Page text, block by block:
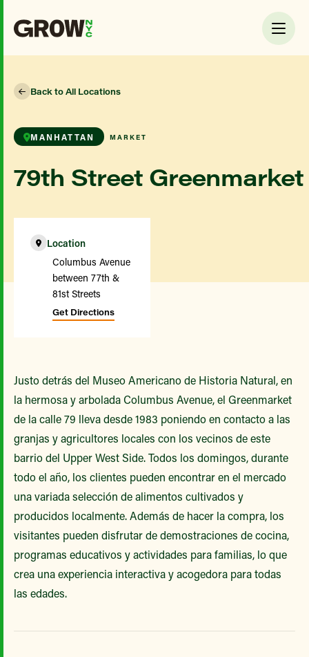
Back to All Locations
MANHATTAN MARKET
79th Street Greenmarket
Location
Columbus Avenue
between 77th &
81st Streets
Get Directions
Justo detrás del Museo Americano de Historia Natural, en
la hermosa y arbolada Columbus Avenue, el Greenmarket
de la calle 79 lleva desde 1983 poniendo en contacto a las
granjas y agricultores locales con los vecinos de este
barrio del Upper West Side. Todos los domingos, durante
todo el año, los clientes pueden encontrar en el mercado
una variada selección de alimentos cultivados y
producidos localmente. Además de hacer la compra, los
visitantes pueden disfrutar de demostraciones de cocina,
programas educativos y actividades para familias, lo que
crea una experiencia interactiva y acogedora para todas
las edades.